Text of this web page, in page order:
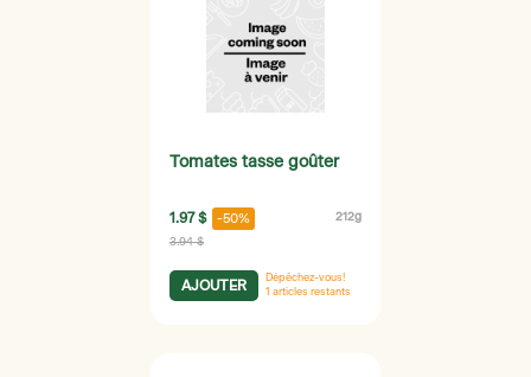
Tomates tasse goûter
1.97 $ -50% 212g
3.94 $
AJOUTER
Dépêchez-vous!
1 articles restants